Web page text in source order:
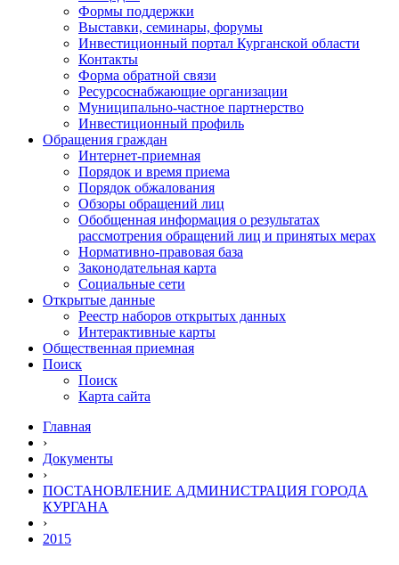
Формы поддержки
Выставки, семинары, форумы
Инвестиционный портал Курганской области
Контакты
Форма обратной связи
Ресурсоснабжающие организации
Муниципально-частное партнерство
Инвестиционный профиль
Обращения граждан
Интернет-приемная
Порядок и время приема
Порядок обжалования
Обзоры обращений лиц
Обобщенная информация о результатах
рассмотрения обращений лиц и принятых мерах
Нормативно-правовая база
Законодательная карта
Социальные сети
Открытые данные
Реестр наборов открытых данных
Интерактивные карты
Общественная приемная
Поиск
Поиск
Карта сайта
Главная
›
Документы
›
ПОСТАНОВЛЕНИЕ АДМИНИСТРАЦИЯ ГОРОДА
КУРГАНА
›
2015